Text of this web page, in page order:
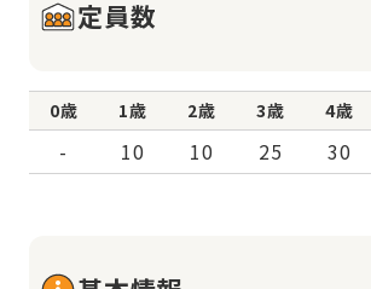
定員数
0歳 1歳 2歳 3歳 4歳
- 10 10 25 30